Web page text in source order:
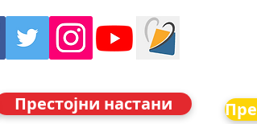
Престојни настани